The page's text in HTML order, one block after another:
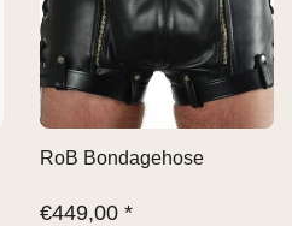
RoB Bondagehose
€449,00 *